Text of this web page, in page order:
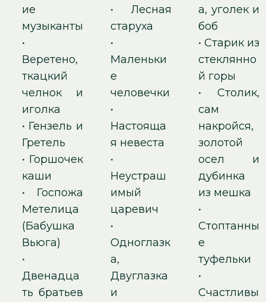
ие
музыканты
•
Веретено,
ткацкий
челнок и
иголка
• Гензель и
Гретель
• Горшочек
каши
• Госпожа
Метелица
(Бабушка
Вьюга)
•
Двенадца
ть братьев
• Лесная
старуха
•
Маленьки
е
человечки
•
Настояща
я невеста
•
Неустраш
имый
царевич
•
Одноглазк
а,
Двуглазка
и
а, уголек и
боб
•Старик из
стеклянно
й горы
•Столик,
сам
накройся,
золотой
осел и
дубинка
из мешка
•
Стоптанны
е
туфельки
•
Счастливы